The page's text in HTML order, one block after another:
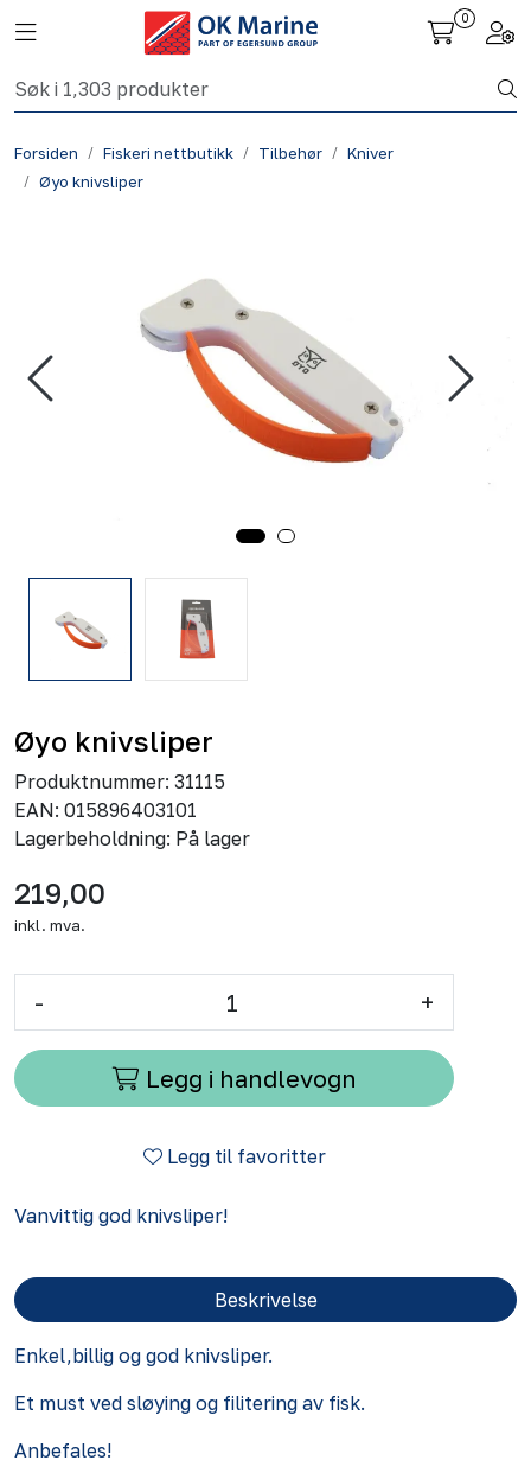
Skip to main content
Toggle navigation
0
Forsiden Fiskeri nettbutikk Tilbehør
Kniver
Øyo knivsliper
Øyo knivsliper
Produktnummer: 31115
EAN: 015896403101
Lagerbeholdning: På lager
219,00
inkl. mva.
- +
Legg i handlevogn
Legg til favoritter
Vanvittig god knivsliper!
Beskrivelse
Enkel,billig og god knivsliper.
Et must ved sløying og filitering av fisk.
Anbefales!
Fiskeri nettbutikk
Havbruk
Kontakt